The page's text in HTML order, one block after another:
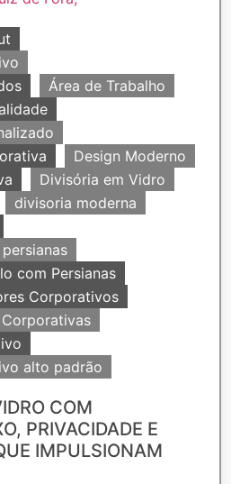
Área de Trabalho
Design Moderno
Divisória em Vidro
divisoria moderna
com Persianas
Corporativos
alto padrão
COM
PRIVACIDADE E
IMPULSIONAM